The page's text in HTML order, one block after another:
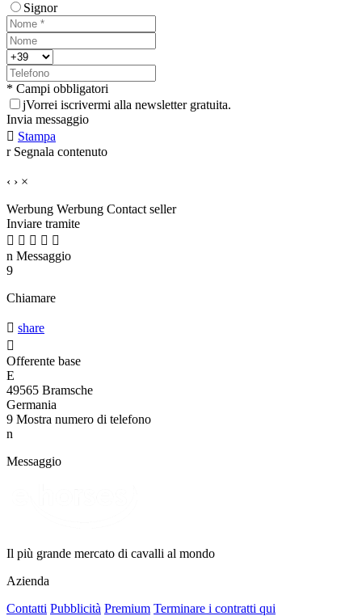
Signor
* Campi obbligatori
jVorrei iscrivermi alla newsletter gratuita.
Invia messaggio
 Stampa
r Segnala contenuto
‹ › ×
Werbung Werbung Contact seller
Inviare tramite
    
n Messaggio
9
Chiamare
 share

Offerente base
E
49565 Bramsche
Germania
9 Mostra numero di telefono
n
Messaggio
Il più grande mercato di cavalli al mondo
Azienda
Contatti Pubblicità Premium Terminare i contratti qui